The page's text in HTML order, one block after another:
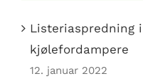
Listeriaspredning
kjølefordampere
12. januar 2022